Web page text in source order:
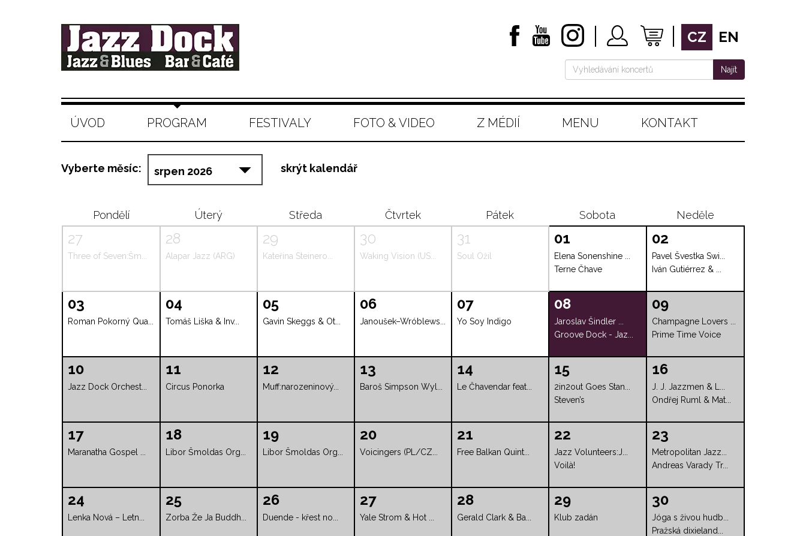
CZ EN
Najít
ÚVOD PROGRAM FESTIVALY FOTO & VIDEO Z MÉDIÍ MENU KONTAKT
Vyberte měsíc: skrýt kalendář
Pondělí Úterý Středa Čtvrtek Pátek Sobota Neděle
27
Three of Seven:Šm...
28
Alapar Jazz (ARG)
29
Kateřina Steinero...
30
Waking Vision (US...
31
Soul Ožil
01
Elena Sonenshine ...
Terne Čhave
02
Pavel Švestka Swi...
Iván Gutiérrez & ...
03
Roman Pokorný Qua...
04
Tomáš Liška & Inv...
05
Gavin Skeggs & Ot...
06
Janoušek–Wróblews...
07
Yo Soy Indigo
08
Jaroslav Šindler ...
Groove Dock - Jaz...
09
Champagne Lovers ...
Prime Time Voice
10
Jazz Dock Orchest...
11
Circus Ponorka
12
Muff:narozeninový...
13
Baroš Simpson Wyl...
14
Le Čhavendar feat...
15
2in2out Goes Stan...
Steven’s
16
J. J. Jazzmen & L...
Ondřej Ruml & Mat...
17
Maranatha Gospel ...
18
Libor Šmoldas Org...
19
Libor Šmoldas Org...
20
Voicingers (PL/CZ...
21
Free Balkan Quint...
22
Jazz Volunteers:J...
Voilà!
23
Metropolitan Jazz...
Andreas Varady Tr...
24
Lenka Nová – Letn...
25
Zorba Že Ja Buddh...
26
Duende - křest no...
27
Yale Strom & Hot ...
28
Gerald Clark & Ba...
29
Klub zadán
30
Jóga s živou hudb...
Pražská dixieland...